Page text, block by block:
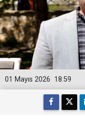
18:59
01 Mayıs 2026